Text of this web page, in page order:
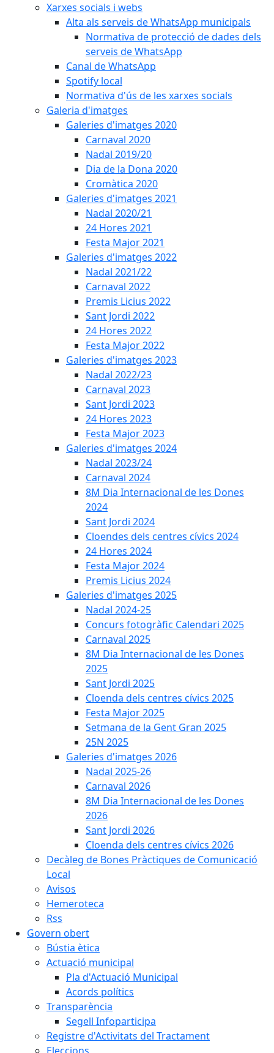
Xarxes socials i webs
Alta als serveis de WhatsApp municipals
Normativa de protecció de dades dels
serveis de WhatsApp
Canal de WhatsApp
Spotify local
Normativa d'ús de les xarxes socials
Galeria d'imatges
Galeries d'imatges 2020
Carnaval 2020
Nadal 2019/20
Dia de la Dona 2020
Cromàtica 2020
Galeries d'imatges 2021
Nadal 2020/21
24 Hores 2021
Festa Major 2021
Galeries d'imatges 2022
Nadal 2021/22
Carnaval 2022
Premis Licius 2022
Sant Jordi 2022
24 Hores 2022
Festa Major 2022
Galeries d'imatges 2023
Nadal 2022/23
Carnaval 2023
Sant Jordi 2023
24 Hores 2023
Festa Major 2023
Galeries d'imatges 2024
Nadal 2023/24
Carnaval 2024
8M Dia Internacional de les Dones
2024
Sant Jordi 2024
Cloendes dels centres cívics 2024
24 Hores 2024
Festa Major 2024
Premis Licius 2024
Galeries d'imatges 2025
Nadal 2024-25
Concurs fotogràfic Calendari 2025
Carnaval 2025
8M Dia Internacional de les Dones
2025
Sant Jordi 2025
Cloenda dels centres cívics 2025
Festa Major 2025
Setmana de la Gent Gran 2025
25N 2025
Galeries d'imatges 2026
Nadal 2025-26
Carnaval 2026
8M Dia Internacional de les Dones
2026
Sant Jordi 2026
Cloenda dels centres cívics 2026
Decàleg de Bones Pràctiques de Comunicació
Local
Avisos
Hemeroteca
Rss
Govern obert
Bústia ètica
Actuació municipal
Pla d'Actuació Municipal
Acords polítics
Transparència
Segell Infoparticipa
Registre d'Activitats del Tractament